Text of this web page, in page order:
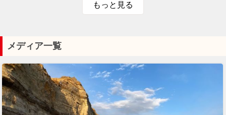
もっと見る
メディア一覧